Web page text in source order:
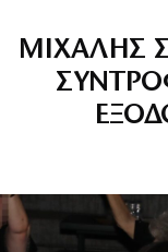
ΜΙΧΑΛΗΣ